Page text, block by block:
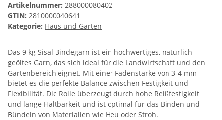
Artikelnummer: 288000080402
GTIN: 2810000040641
Kategorie: Haus und Garten
Das 9 kg Sisal Bindegarn ist ein hochwertiges, natürlich
geöltes Garn, das sich ideal für die Landwirtschaft und den
Gartenbereich eignet. Mit einer Fadenstärke von 3-4 mm
bietet es die perfekte Balance zwischen Festigkeit und
Flexibilität. Die Rolle überzeugt durch hohe Reißfestigkeit
und lange Haltbarkeit und ist optimal für das Binden und
Bündeln von Materialien wie Heu oder Stroh.